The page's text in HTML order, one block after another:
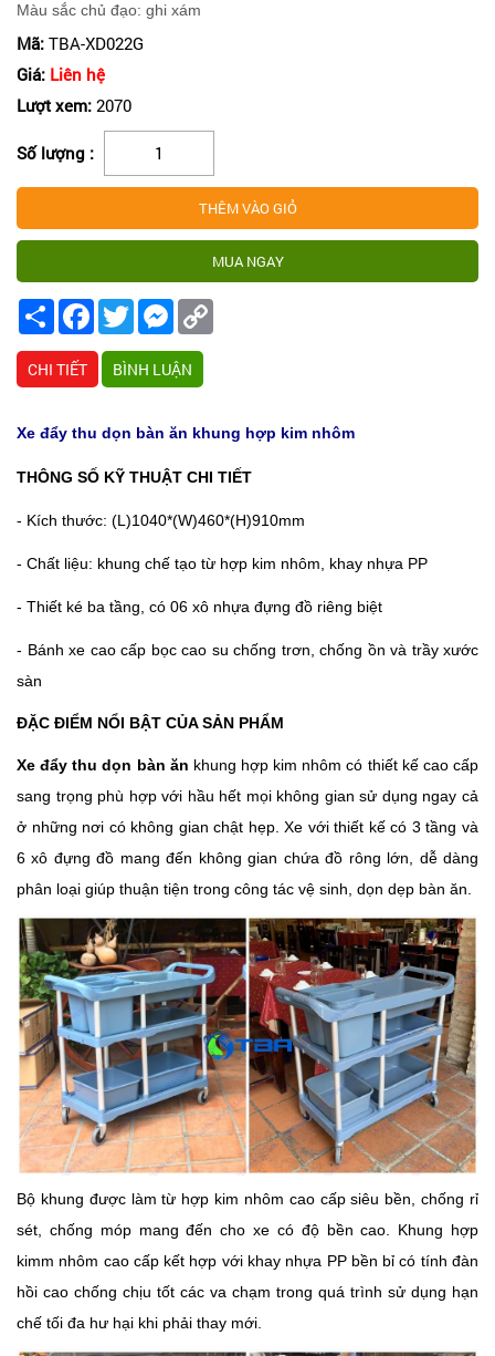
Màu sắc chủ đạo: ghi xám
Mã: TBA-XD022G
Giá: Liên hệ
Lượt xem: 2070
Số lượng :
Share FacebookTwitterMessenger
CHI TIẾT BÌNH LUẬN
Xe đẩy thu dọn bàn ăn khung hợp kim nhôm
THÔNG SỐ KỸ THUẬT CHI TIẾT
- Kích thước: (L)1040*(W)460*(H)910mm
- Chất liệu: khung chế tạo từ hợp kim nhôm, khay nhựa PP
- Thiết ké ba tầng, có 06 xô nhựa đựng đồ riêng biệt
- Bánh xe cao cấp bọc cao su chống trơn, chống ồn và trầy xước
sàn
ĐẶC ĐIỂM NỔI BẬT CỦA SẢN PHẨM
Xe đẩy thu dọn bàn ăn khung hợp kim nhôm có thiết kế cao cấp
sang trọng phù hợp với hầu hết mọi không gian sử dụng ngay cả
ở những nơi có không gian chật hẹp. Xe với thiết kế có 3 tầng và
6 xô đựng đồ mang đến không gian chứa đồ rông lớn, dễ dàng
phân loại giúp thuận tiện trong công tác vệ sinh, dọn dẹp bàn ăn.
Bộ khung được làm từ hợp kim nhôm cao cấp siêu bền, chống rỉ
sét, chống móp mang đến cho xe có độ bền cao. Khung hợp
kimm nhôm cao cấp kết hợp với khay nhựa PP bền bỉ có tính đàn
hồi cao chống chịu tốt các va chạm trong quá trình sử dụng hạn
chế tối đa hư hại khi phải thay mới.